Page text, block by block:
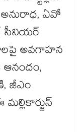
అనురాధ, ఏవో
సీనియర్
అవగాహన
జీఎం